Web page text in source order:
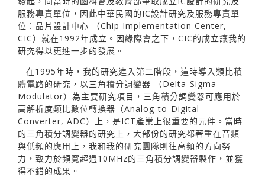
服務專責單位，因此中華民國的IC設計研究及服務專責單
位：晶片設計中心 （Chip Implementation Center,
CIC）就在1992年成立。因緣際會之下，CIC的成立讓我的
研究得以更進一步的發展。
在1995年時，我的研究進入第二階段，這時導入類比積
體電路的研究，以三角積分調變器 （Delta-Sigma
Modulator）為主要研究項目，三角積分調變器可應用於
高解析度類比數位轉換器（Analog-to-Digital
Converter, ADC）上，是ICT產業上很重要的元件。當時
的三角積分調變器的研究上，大部份的研究都著重在音頻
與低頻的應用上，我和我的研究團隊則往高頻的方向努
力，致力於頻寬超過10MHz的三角積分調變器製作，並獲
得不錯的成果。